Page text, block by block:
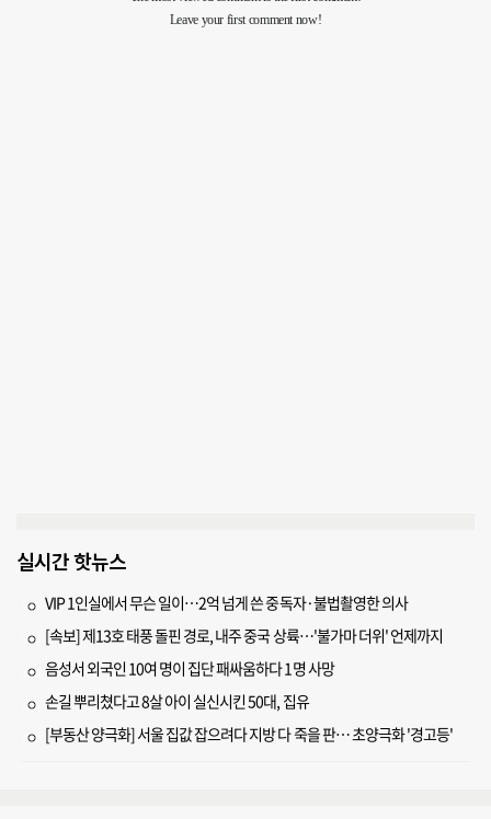
실시간 핫뉴스
VIP 1인실에서 무슨 일이…2억 넘게 쓴 중독자·불법촬영한 의사
[속보] 제13호 태풍 돌핀 경로, 내주 중국 상륙…'불가마 더위' 언제까지
음성서 외국인 10여 명이 집단 패싸움하다 1명 사망
손길 뿌리쳤다고 8살 아이 실신시킨 50대, 집유
[부동산 양극화] 서울 집값 잡으려다 지방 다 죽을 판… 초양극화 '경고등'